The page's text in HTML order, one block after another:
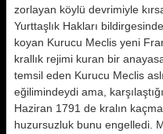
zorlayan köylü devrimiyle
Yurttaşlık Hakları
koyan Kurucu Meclis yeni
krallık rejimi kuran bir
temsil eden Kurucu Meclis
eğilimindeydi ama,
Haziran 1791 de kralın
huzursuzluk bunu engelledi.